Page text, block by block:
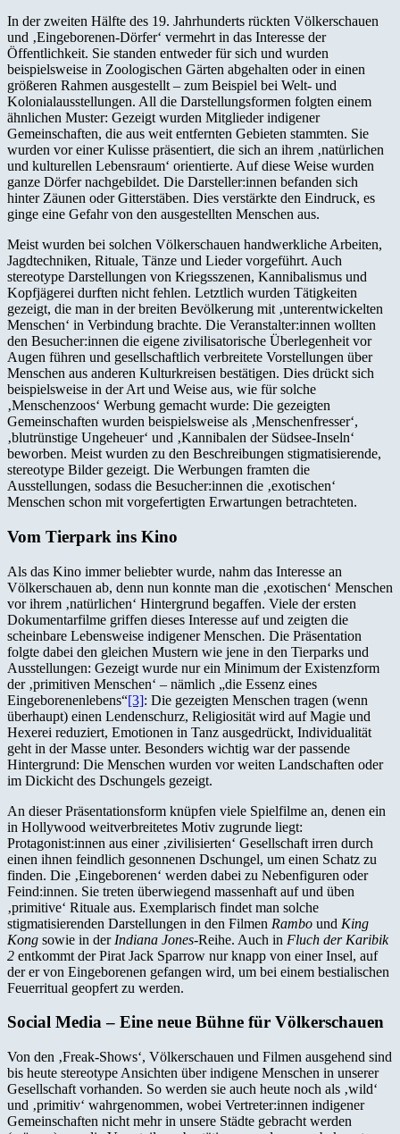
In der zweiten Hälfte des 19. Jahrhunderts rückten Völkerschauen
und ‚Eingeborenen-Dörfer‘ vermehrt in das Interesse der
Öffentlichkeit. Sie standen entweder für sich und wurden
beispielsweise in Zoologischen Gärten abgehalten oder in einen
größeren Rahmen ausgestellt – zum Beispiel bei Welt- und
Kolonialausstellungen. All die Darstellungsformen folgten einem
ähnlichen Muster: Gezeigt wurden Mitglieder indigener
Gemeinschaften, die aus weit entfernten Gebieten stammten. Sie
wurden vor einer Kulisse präsentiert, die sich an ihrem ‚natürlichen
und kulturellen Lebensraum‘ orientierte. Auf diese Weise wurden
ganze Dörfer nachgebildet. Die Darsteller:innen befanden sich
hinter Zäunen oder Gitterstäben. Dies verstärkte den Eindruck, es
ginge eine Gefahr von den ausgestellten Menschen aus.
Meist wurden bei solchen Völkerschauen handwerkliche Arbeiten,
Jagdtechniken, Rituale, Tänze und Lieder vorgeführt. Auch
stereotype Darstellungen von Kriegsszenen, Kannibalismus und
Kopfjägerei durften nicht fehlen. Letztlich wurden Tätigkeiten
gezeigt, die man in der breiten Bevölkerung mit ‚unterentwickelten
Menschen‘ in Verbindung brachte. Die Veranstalter:innen wollten
den Besucher:innen die eigene zivilisatorische Überlegenheit vor
Augen führen und gesellschaftlich verbreitete Vorstellungen über
Menschen aus anderen Kulturkreisen bestätigen. Dies drückt sich
beispielsweise in der Art und Weise aus, wie für solche
‚Menschenzoos‘ Werbung gemacht wurde: Die gezeigten
Gemeinschaften wurden beispielsweise als ‚Menschenfresser‘,
‚blutrünstige Ungeheuer‘ und ‚Kannibalen der Südsee-Inseln‘
beworben. Meist wurden zu den Beschreibungen stigmatisierende,
stereotype Bilder gezeigt. Die Werbungen framten die
Ausstellungen, sodass die Besucher:innen die ‚exotischen‘
Menschen schon mit vorgefertigten Erwartungen betrachteten.
Vom Tierpark ins Kino
Als das Kino immer beliebter wurde, nahm das Interesse an
Völkerschauen ab, denn nun konnte man die ‚exotischen‘ Menschen
vor ihrem ‚natürlichen‘ Hintergrund begaffen. Viele der ersten
Dokumentarfilme griffen dieses Interesse auf und zeigten die
scheinbare Lebensweise indigener Menschen. Die Präsentation
folgte dabei den gleichen Mustern wie jene in den Tierparks und
Ausstellungen: Gezeigt wurde nur ein Minimum der Existenzform
der ‚primitiven Menschen‘ – nämlich „die Essenz eines
Eingeborenenlebens“[3]: Die gezeigten Menschen tragen (wenn
überhaupt) einen Lendenschurz, Religiosität wird auf Magie und
Hexerei reduziert, Emotionen in Tanz ausgedrückt, Individualität
geht in der Masse unter. Besonders wichtig war der passende
Hintergrund: Die Menschen wurden vor weiten Landschaften oder
im Dickicht des Dschungels gezeigt.
An dieser Präsentationsform knüpfen viele Spielfilme an, denen ein
in Hollywood weitverbreitetes Motiv zugrunde liegt:
Protagonist:innen aus einer ‚zivilisierten‘ Gesellschaft irren durch
einen ihnen feindlich gesonnenen Dschungel, um einen Schatz zu
finden. Die ‚Eingeborenen‘ werden dabei zu Nebenfiguren oder
Feind:innen. Sie treten überwiegend massenhaft auf und üben
‚primitive‘ Rituale aus. Exemplarisch findet man solche
stigmatisierenden Darstellungen in den Filmen Rambo und King
Kong sowie in der Indiana Jones-Reihe. Auch in Fluch der Karibik
2 entkommt der Pirat Jack Sparrow nur knapp von einer Insel, auf
der er von Eingeborenen gefangen wird, um bei einem bestialischen
Feuerritual geopfert zu werden.
Social Media – Eine neue Bühne für Völkerschauen
Von den ‚Freak-Shows‘, Völkerschauen und Filmen ausgehend sind
bis heute stereotype Ansichten über indigene Menschen in unserer
Gesellschaft vorhanden. So werden sie auch heute noch als ‚wild‘
und ‚primitiv‘ wahrgenommen, wobei Vertreter:innen indigener
Gemeinschaften nicht mehr in unsere Städte gebracht werden